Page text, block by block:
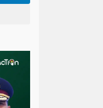
Rp 2,5 Triliun Dana Kementan untuk Bencana, Pemerintah Aceh kelola Rp 9,7 M